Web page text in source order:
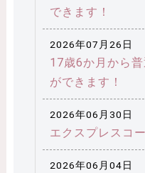
できます！
2026年07月26日
17歳6か月から
ができます！
2026年06月30日
エクスプレスコ
2026年06月04日